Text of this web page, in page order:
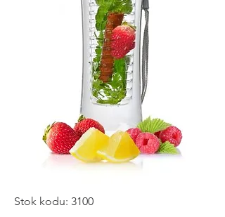
Stok kodu: 3100